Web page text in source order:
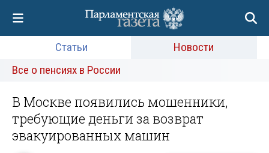
Статьи
Новости
Все о пенсиях в России
В Москве появились мошенники,
требующие деньги за возврат
эвакуированных машин